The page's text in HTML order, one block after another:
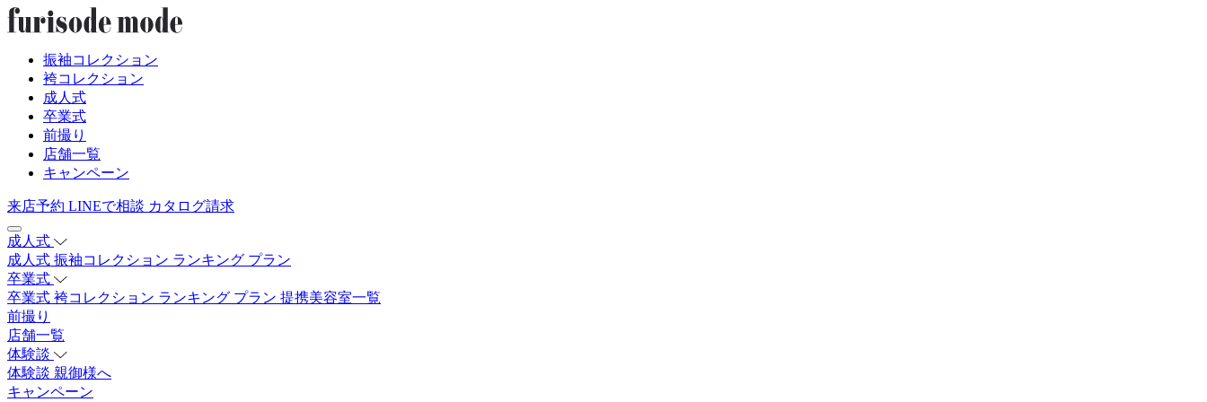
振袖コレクション
袴コレクション
成人式
卒業式
前撮り
店舗一覧
キャンペーン
来店予約 LINEで相談 カタログ請求
成人式
成人式 振袖コレクション ランキング プラン
卒業式
卒業式 袴コレクション ランキング プラン 提携美容室一覧
前撮り
店舗一覧
体験談
体験談 親御様へ
キャンペーン